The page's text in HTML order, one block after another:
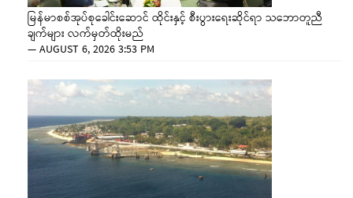
မြန်မာစစ်အုပ်စုခေါင်းဆောင် ထိုင်းနှင့် စီးပွားရေးဆိုင်ရာ သဘောတူညီ
ချက်များ လက်မှတ်ထိုးမည်
—AUGUST 6, 2026 3:53 PM